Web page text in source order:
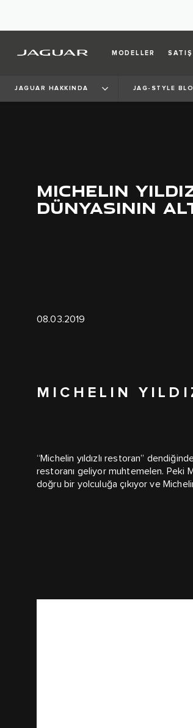
MODELLER
JAGUAR HAKKINDA JAG-STYLE
MICHELIN
DÜNYASININ
08.03.2019
MICHELIN
“Michelin yıldızlı restoran”
restoranı geliyor muhtemelen. Peki
doğru bir yolculuğa çıkıyor ve